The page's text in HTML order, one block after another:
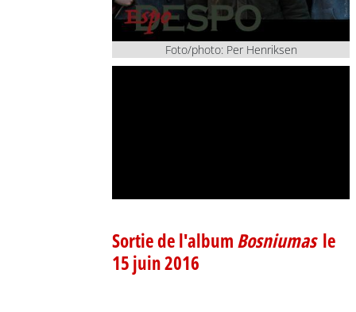
Foto/photo: Per Henriksen
Sortie de l'albumBosniumasle
15 juin 2016